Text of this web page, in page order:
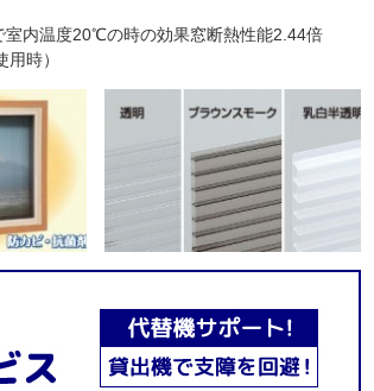
内温度20℃の時の効果窓断熱性能2.44倍
時）